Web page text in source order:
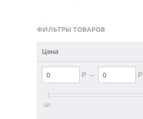
ФИЛЬТРЫ ТОВАРОВ
Цена
Р – Р
0Р